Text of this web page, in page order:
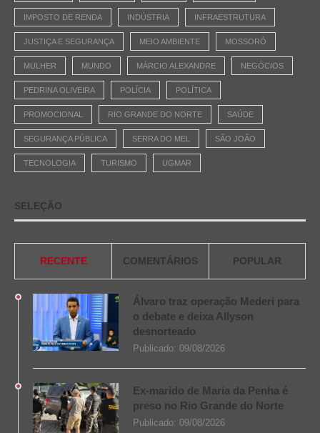
IMPOSTO DE RENDA INDÚSTRIA INFRAESTRUTURA
JUSTIÇA E SEGURANÇA MEIO AMBIENTE MOSSORÓ
MULHER MUNDO MÁRCIO ALEXANDRE NEGÓCIOS
PEDRINA OLIVEIRA POLÍCIA POLÍTICA
PROMOCIONAL RIO GRANDE DO NORTE SAÚDE
SEGURANÇA PÚBLICA SERRA DO MEL SÃO JOÃO
TECNOLOGIA TURISMO UGMAR
SELEÇÃO
RECENTE COMENTÁRIOS POPULAR
Álvaro traz operação Mederi para
o debate e deixa Allyson
desnorteado
Publicado: 09/08/2026
Ex-marido de Maria da Penha é
preso no Rio Grande do Norte
Publicado: 09/08/2026